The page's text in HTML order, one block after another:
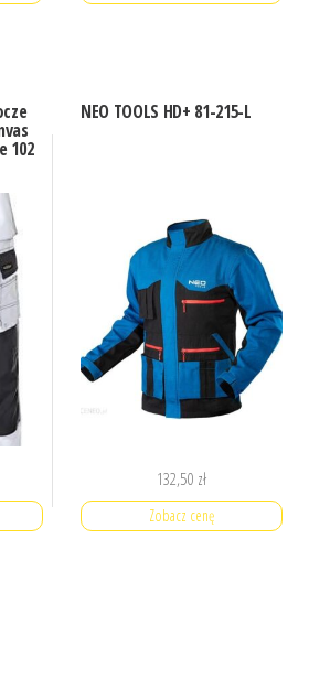
102
NEO TOOLS HD+ 81-215-L
132,50 zł
Zobacz cenę